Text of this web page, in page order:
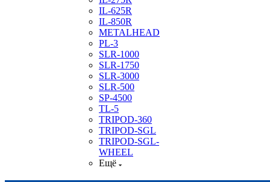
IL-625R
IL-850R
METALHEAD
PL-3
SLR-1000
SLR-1750
SLR-3000
SLR-500
SP-4500
TL-5
TRIPOD-360
TRIPOD-SGL
TRIPOD-SGL-
WHEEL
Ещё